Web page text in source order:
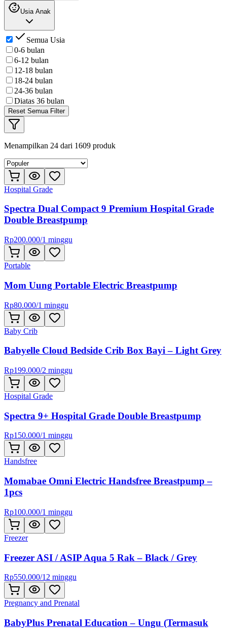
Usia Anak
Semua Usia
0-6 bulan
6-12 bulan
12-18 bulan
18-24 bulan
24-36 bulan
Diatas 36 bulan
Reset Semua Filter
Menampilkan 24 dari 1609 produk
Hospital Grade
Spectra Dual Compact 9 Premium Hospital Grade
Double Breastpump
Rp200.000/1 minggu
Portable
Mom Uung Portable Electric Breastpump
Rp80.000/1 minggu
Baby Crib
Babyelle Cloud Bedside Crib Box Bayi – Light Grey
Rp199.000/2 minggu
Hospital Grade
Spectra 9+ Hospital Grade Double Breastpump
Rp150.000/1 minggu
Handsfree
Momabae Omni Electric Handsfree Breastpump –
1pcs
Rp100.000/1 minggu
Freezer
Freezer ASI / ASIP Aqua 5 Rak – Black / Grey
Rp550.000/12 minggu
Pregnancy and Prenatal
BabyPlus Prenatal Education – Ungu (Termasuk